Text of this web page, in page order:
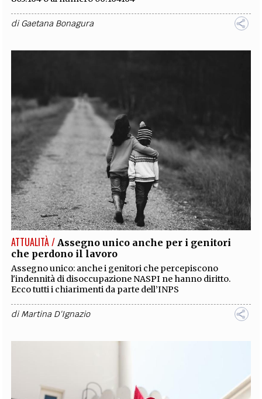
diGaetana Bonagura
ATTUALITÀ / Assegno unico anche per i genitori
che perdono il lavoro
Assegno unico: anche i genitori che percepiscono
l'indennità di disoccupazione NASPI ne hanno diritto.
Ecco tutti i chiarimenti da parte dell’INPS
diMartina D'Ignazio